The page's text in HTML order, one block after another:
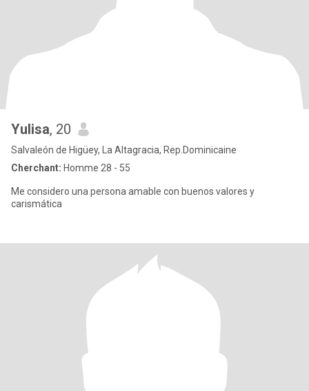
Yulisa, 20
Salvaleón de Higüey, La Altagracia, Rep.Dominicaine
Cherchant: Homme 28 - 55
Me considero una persona amable con buenos valores y
carismática